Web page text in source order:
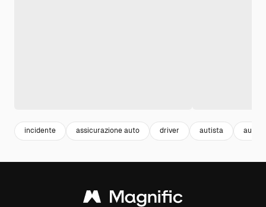
incidente assicurazione auto driver autista